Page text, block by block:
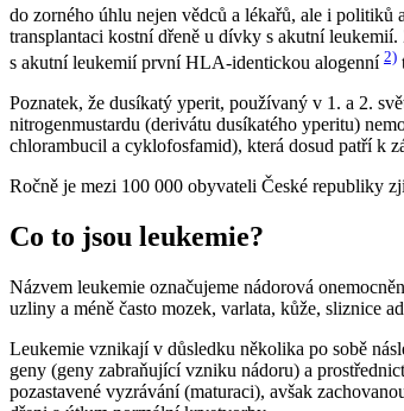
do zorného úhlu nejen vědců a lékařů, ale i
transplantaci kostní dřeně u dívky s akutní
s akutní leukemií první HLA-identickou alogenní 2)
Poznatek, že dusíkatý yperit, používaný v 1. a 2.
nitrogenmustardu (derivátu dusíkatého yperitu)
chlorambucil a cyklofosfamid), která dosud patří k
Ročně je mezi 100 000 obyvateli České republiky
Co to jsou leukemie?
Názvem leukemie označujeme nádorová
uzliny a méně často mozek, varlata, kůže, sliznice
Leukemie vznikají v důsledku několika po sobě
geny (geny zabraňující vzniku nádoru) a
pozastavené vyzrávání (maturaci), avšak